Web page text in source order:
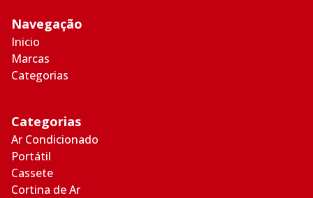
Navegação
Inicio
Marcas
Categorias
Categorias
Ar Condicionado
Portátil
Cassete
Cortina de Ar